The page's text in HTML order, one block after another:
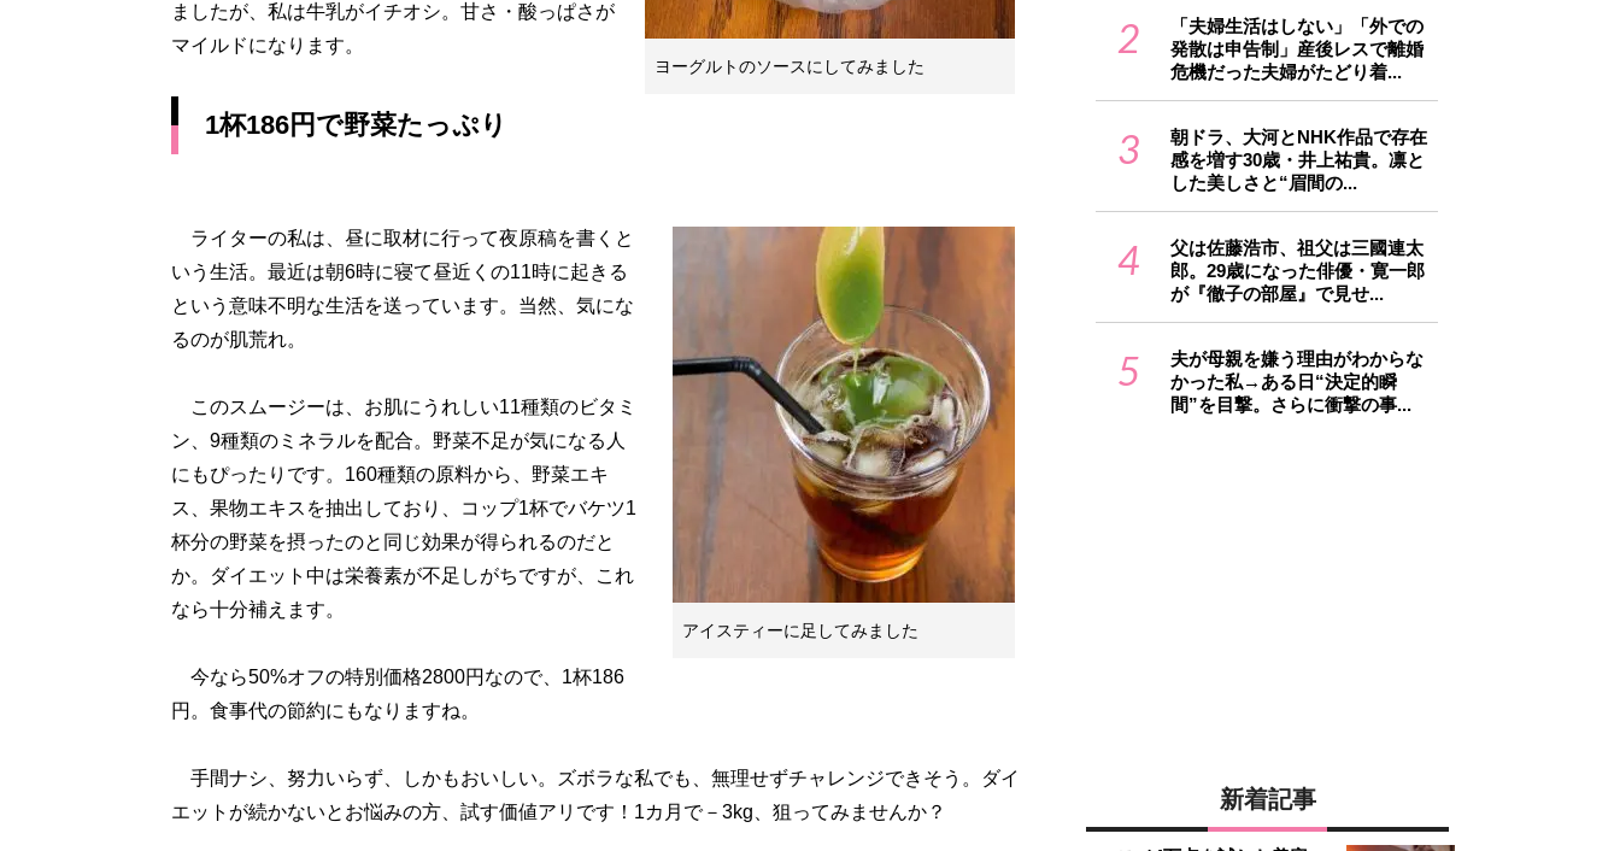
ヨーグルトのソースにしてみました
ましたが、私は牛乳がイチオシ。甘さ・酸っぱさが
マイルドになります。
1杯186円で野菜たっぷり
アイスティーに足してみました
ライターの私は、昼に取材に行って夜原稿を書くと
いう生活。最近は朝6時に寝て昼近くの11時に起きる
という意味不明な生活を送っています。当然、気にな
るのが肌荒れ。
このスムージーは、お肌にうれしい11種類のビタミ
ン、9種類のミネラルを配合。野菜不足が気になる人
にもぴったりです。160種類の原料から、野菜エキ
ス、果物エキスを抽出しており、コップ1杯でバケツ1
杯分の野菜を摂ったのと同じ効果が得られるのだと
か。ダイエット中は栄養素が不足しがちですが、これ
なら十分補えます。
今なら50%オフの特別価格2800円なので、1杯186
円。食事代の節約にもなりますね。
手間ナシ、努力いらず、しかもおいしい。ズボラな私でも、無理せずチャレンジできそう。ダイ
エットが続かないとお悩みの方、試す価値アリです！1カ月で－3kg、狙ってみませんか？
2
「夫婦生活はしない」「外での
発散は申告制」産後レスで離婚
危機だった夫婦がたどり着...
3
朝ドラ、大河とNHK作品で存在
感を増す30歳・井上祐貴。凛と
した美しさと“眉間の...
4
父は佐藤浩市、祖父は三國連太
郎。29歳になった俳優・寛一郎
が『徹子の部屋』で見せ...
5
夫が母親を嫌う理由がわからな
かった私→ある日“決定的瞬
間”を目撃。さらに衝撃の事...
新着記事